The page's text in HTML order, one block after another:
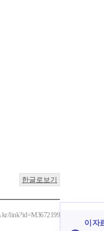
한글로보기
link?id=M3672199
이 자